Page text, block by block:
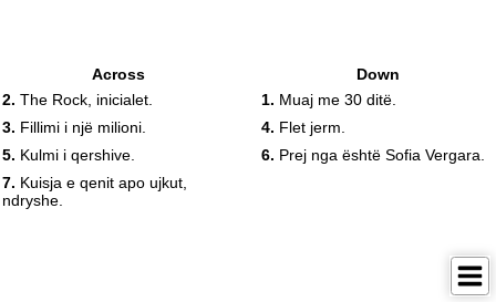
Across
2. The Rock, inicialet.
3. Fillimi i një milioni.
5. Kulmi i qershive.
7. Kuisja e qenit apo ujkut,
ndryshe.
Down
1. Muaj me 30 ditë.
4. Flet jerm.
6. Prej nga është Sofia Vergara.